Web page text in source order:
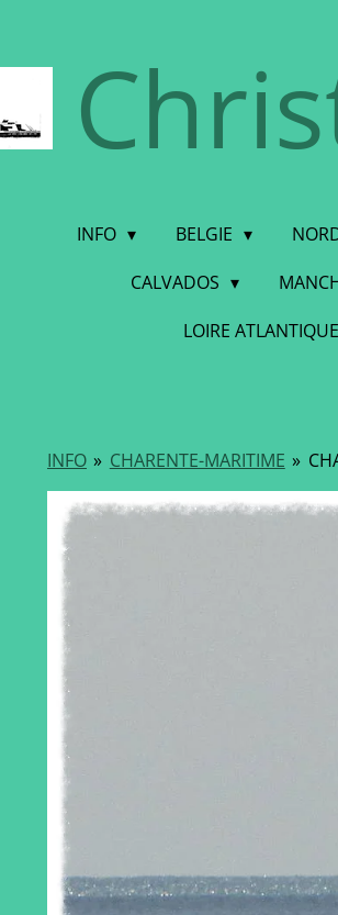
INFO BELGIE
CALVADOS
LOIRE
INFO » CHARENTE-MARITIME »